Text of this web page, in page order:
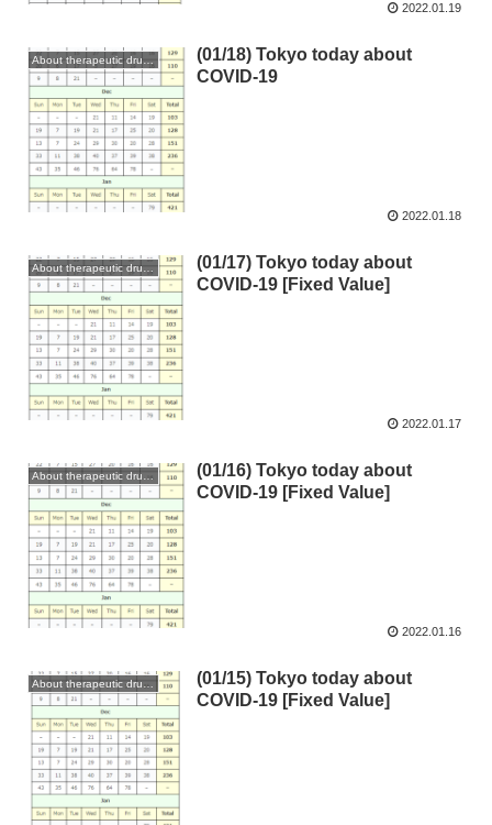
2022.01.19
About therapeutic drugs and vaccines
(01/18) Tokyo today about
COVID-19
2022.01.18
About therapeutic drugs and vaccines
(01/17) Tokyo today about
COVID-19 [Fixed Value]
2022.01.17
About therapeutic drugs and vaccines
(01/16) Tokyo today about
COVID-19 [Fixed Value]
2022.01.16
About therapeutic drugs and vaccines
(01/15) Tokyo today about
COVID-19 [Fixed Value]